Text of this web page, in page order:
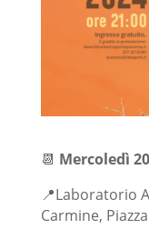
📆 Mercoledì
📍Laboratorio
Carmine,